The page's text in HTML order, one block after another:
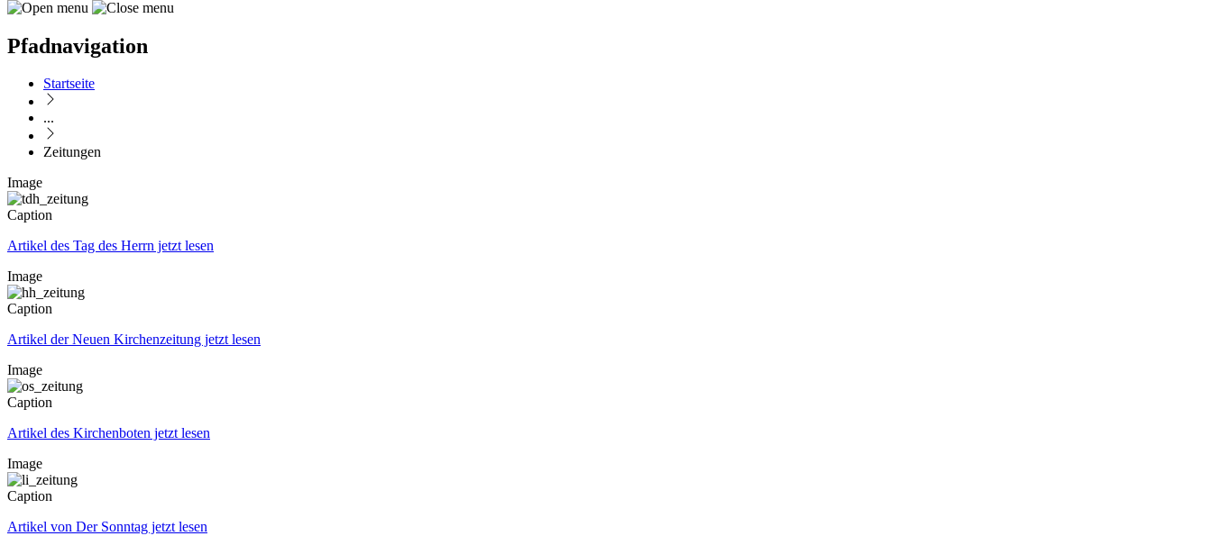
Pfadnavigation
Startseite
...
Zeitungen
Image
Caption
Artikel des Tag des Herrn jetzt lesen
Image
Caption
Artikel der Neuen Kirchenzeitung jetzt lesen
Image
Caption
Artikel des Kirchenboten jetzt lesen
Image
Caption
Artikel von Der Sonntag jetzt lesen